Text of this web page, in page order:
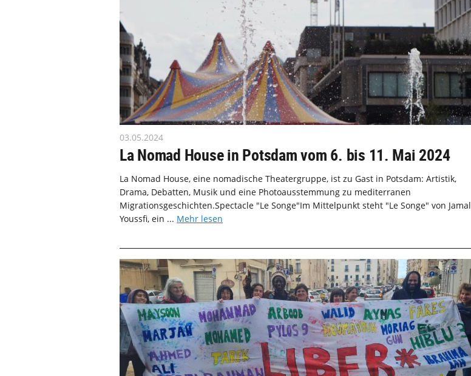
03.05.2024
La Nomad House in Potsdam vom 6. bis 11. Mai 2024
La Nomad House, eine nomadische Theatergruppe, ist zu Gast in Potsdam: Artistik,
Drama, Debatten, Musik und eine Photoausstemmung zu mediterranen
Migrationsgeschichten.Spectacle "Le Songe"Im Mittelpunkt steht "Le Songe" von Jamal
Youssfi, ein ... Mehr lesen